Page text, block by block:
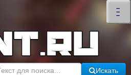
–
–
–
×
Искать